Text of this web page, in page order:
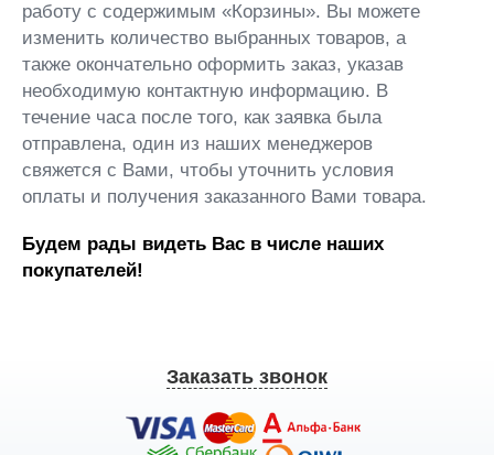
работу с содержимым «Корзины». Вы можете
изменить количество выбранных товаров, а
также окончательно оформить заказ, указав
необходимую контактную информацию. В
течение часа после того, как заявка была
отправлена, один из наших менеджеров
свяжется с Вами, чтобы уточнить условия
оплаты и получения заказанного Вами товара.
Будем рады видеть Вас в числе наших
покупателей!
Заказать звонок